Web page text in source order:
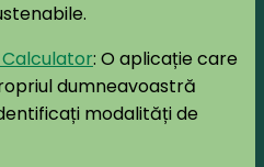
: O aplicație care
dumneavoastră
modalități de